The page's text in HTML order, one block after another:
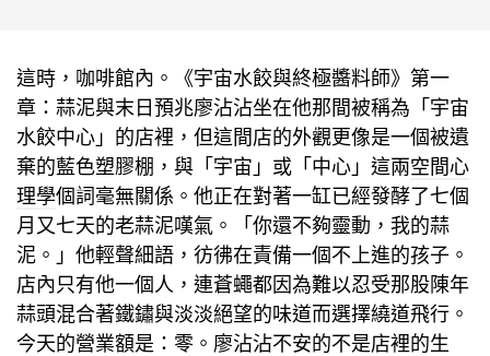
這時，咖啡館內。《宇宙水餃與終極醬料師》第一
章：蒜泥與末日預兆廖沾沾坐在他那間被稱為「宇宙
水餃中心」的店裡，但這間店的外觀更像是一個被遺
棄的藍色塑膠棚，與「宇宙」或「中心」這兩空間心
理學個詞毫無關係。他正在對著一缸已經發酵了七個
月又七天的老蒜泥嘆氣。「你還不夠靈動，我的蒜
泥。」他輕聲細語，彷彿在責備一個不上進的孩子。
店內只有他一個人，連蒼蠅都因為難以忍受那股陳年
蒜頭混合著鐵鏽與淡淡絕望的味道而選擇繞道飛行。
今天的營業額是：零。廖沾沾不安的不是店裡的生